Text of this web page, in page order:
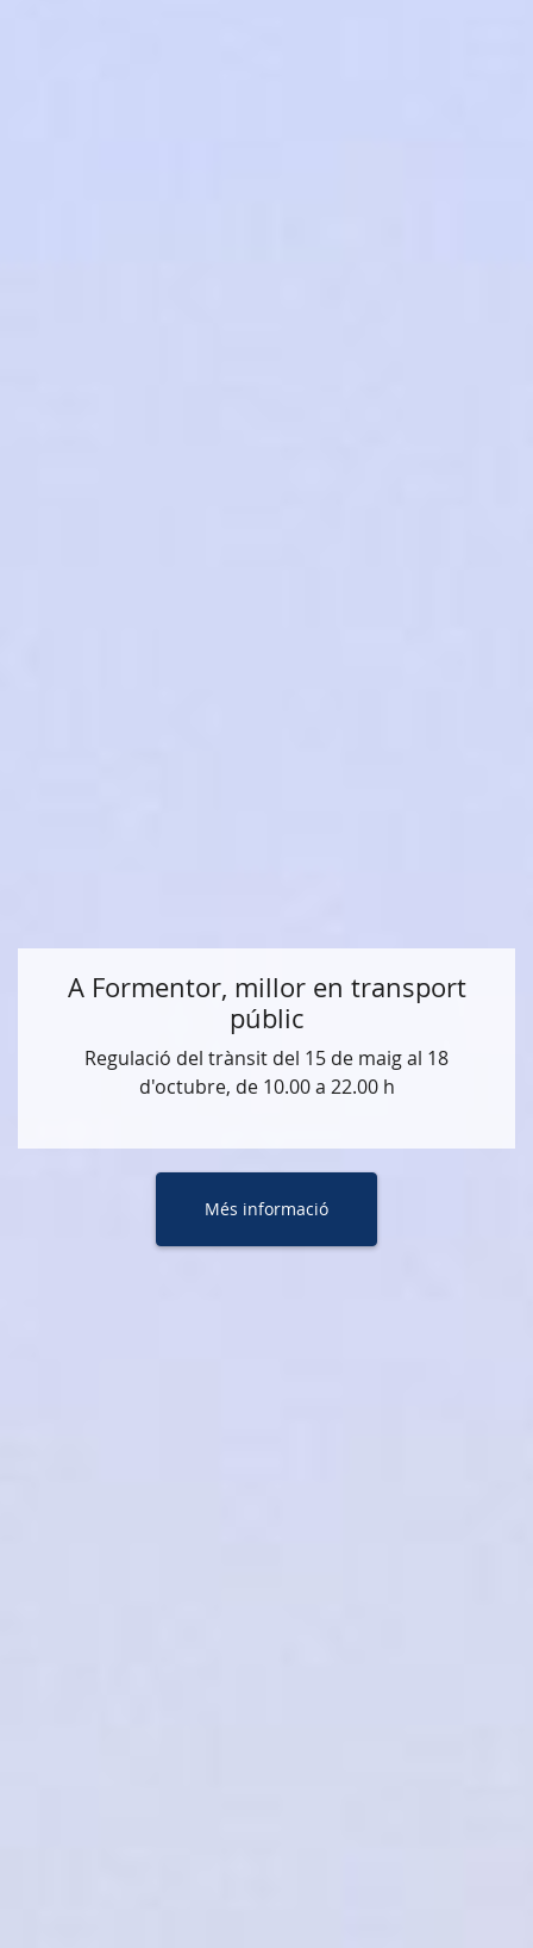
A Formentor, millor en transport
públic
Regulació del trànsit del 15 de maig al 18
d'octubre, de 10.00 a 22.00 h
Més informació